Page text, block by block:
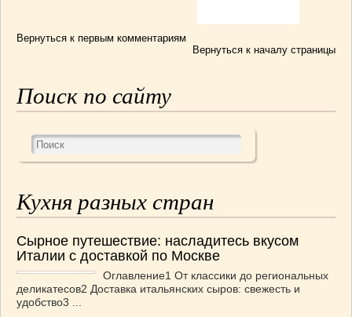
Вернуться к первым комментариям
Вернуться к началу страницы
Поиск по сайту
Кухня разных стран
Сырное путешествие: насладитесь вкусом
Италии с доставкой по Москве
Оглавление1 От классики до региональных
деликатесов2 Доставка итальянских сыров: свежесть и
удобство3 ...